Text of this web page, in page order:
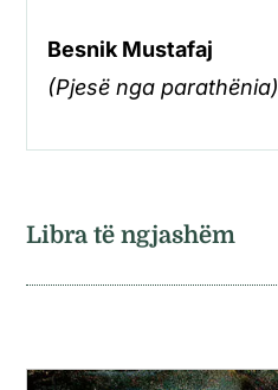
Besnik Mustafaj
(Pjesë nga parathënia)
Libra të ngjashëm